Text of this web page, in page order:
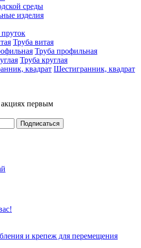
среды
изделия
Труба витая
Труба профильная
Труба круглая
Шестигранник, квадрат
акциях первым